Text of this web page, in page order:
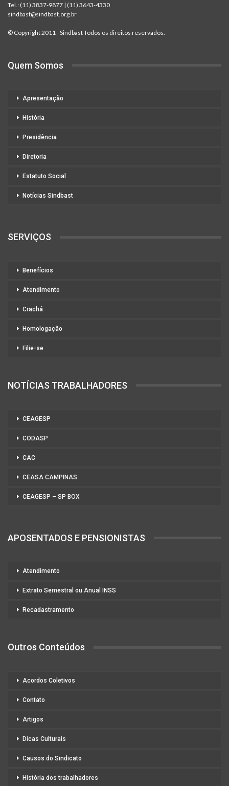
Tel.: (11) 3837-9877 | (11) 3643-4330
sindbast@sindbast.org.br
© Copyright 2011 - Sindbast Todos os direitos reservados.
Quem Somos
Apresentação
História
Presidência
Diretoria
Estatuto Social
Notícias Sindbast
SERVIÇOS
Benefícios
Atendimento
Crachá
Homologação
Filie-se
NOTÍCIAS TRABALHADORES
CEAGESP
CODASP
CAC
CEASA CAMPINAS
CEAGESP – SP BOX
APOSENTADOS E PENSIONISTAS
Atendimento
Extrato Semestral ou Anual INSS
Recadastramento
Outros Conteúdos
Acordos Coletivos
Contato
Artigos
Dicas Culturais
Causos do Sindicato
História dos trabalhadores